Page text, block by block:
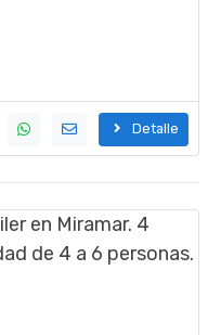
Detalle